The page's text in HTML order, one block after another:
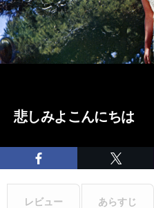
悲しみよこんにちは
レビュー あらすじ